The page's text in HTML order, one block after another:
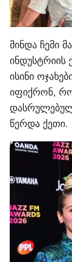
მინდა ჩემი
ინდუსტრიის
ისინი
იფიქრონ,
წერდა ქეთი.